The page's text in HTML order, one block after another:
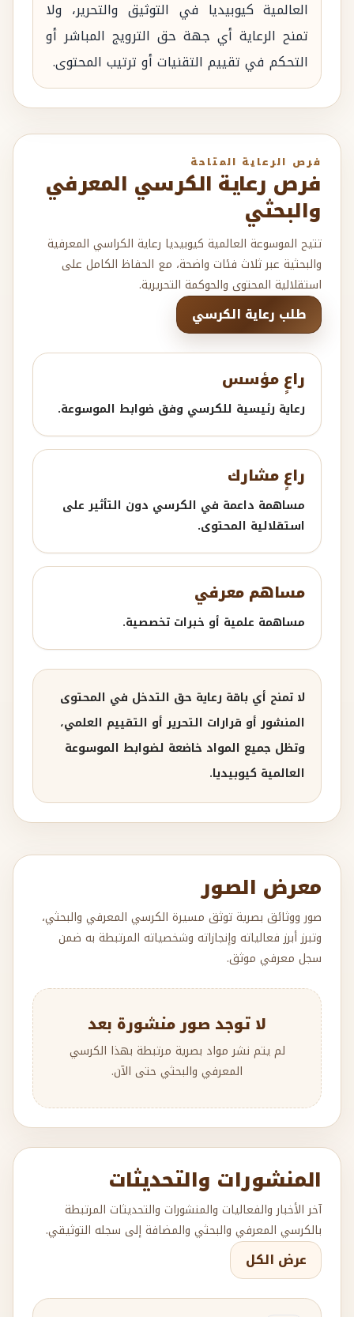
العالمية كيوبيديا في التوثيق والتحرير، ولا
تمنح الرعاية أي جهة حق الترويج المباشر أو
التحكم في تقييم التقنيات أو ترتيب المحتوى.
فرص الرعاية المتاحة
فرص رعاية الكرسي المعرفي
والبحثي
تتيح الموسوعة العالمية كيوبيديا رعاية الكراسي المعرفية
والبحثية عبر ثلاث فئات واضحة، مع الحفاظ الكامل على
استقلالية المحتوى والحوكمة التحريرية.
طلب رعاية الكرسي
راعٍ مؤسس
رعاية رئيسية للكرسي وفق ضوابط الموسوعة.
راعٍ مشارك
مساهمة داعمة في الكرسي دون التأثير على
استقلالية المحتوى.
مساهم معرفي
مساهمة علمية أو خبرات تخصصية.
لا تمنح أي باقة رعاية حق التدخل في المحتوى
المنشور أو قرارات التحرير أو التقييم العلمي،
وتظل جميع المواد خاضعة لضوابط الموسوعة
العالمية كيوبيديا.
معرض الصور
صور ووثائق بصرية توثق مسيرة الكرسي المعرفي والبحثي،
وتبرز أبرز فعالياته وإنجازاته وشخصياته المرتبطة به ضمن
سجل معرفي موثق.
لا توجد صور منشورة بعد
لم يتم نشر مواد بصرية مرتبطة بهذا الكرسي
المعرفي والبحثي حتى الآن.
المنشورات والتحديثات
آخر الأخبار والفعاليات والمنشورات والتحديثات المرتبطة
بالكرسي المعرفي والبحثي والمضافة إلى سجله التوثيقي.
عرض الكل